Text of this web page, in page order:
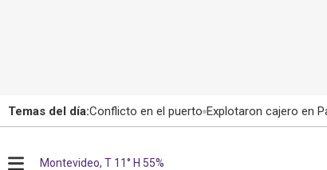
Temas del día:Conflicto en el puerto Explotaron cajero en
Montevideo, T 11° H 55%